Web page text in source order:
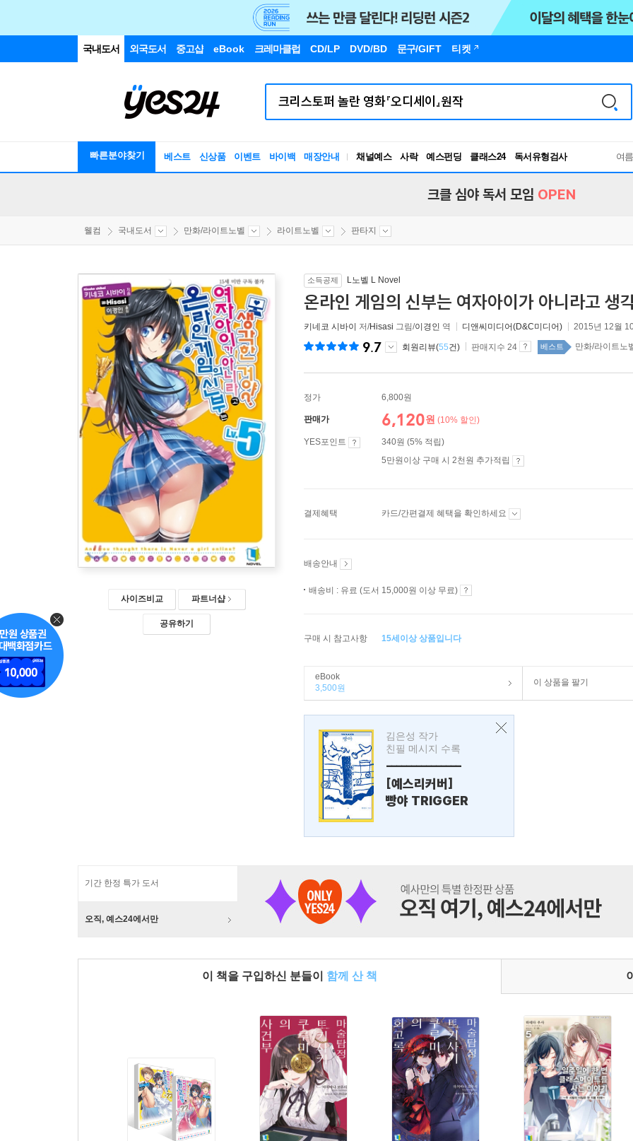
국내도서 외국도서 중고샵 eBook 크레마클럽 CD/LP DVD/BD 문구/GIFT 티켓
빠른분야찾기 베스트 신상품 이벤트 바이백 매장안내 채널예스 사락 예스펀딩 클래스24
독서유형검사
RBTI Lab
여
크클 심야 독서 모임 OPEN
웰컴 국내도서 만화/라이트노벨 라이트노벨 판타지
사이즈비교 파트너샵
공유하기
소득공제 L노벨 L Novel
온라인 게임의 신부는 여자아이가 아니라고 생
키네코 시바이 저/Hisasi 그림/이경인 역 디앤씨미디어(D&C미디어) 2015년 12월
9.7 회원리뷰(55건) 판매지수 24 베스트 만화/라이트노
정가 6,800원
판매가 6,120원 (10% 할인)
YES포인트
340원 (5% 적립)
5만원이상 구매 시 2천원 추가적립
결제혜택 카드/간편결제 혜택을 확인하세요
배송안내
배송비 : 유료 (도서 15,000원 이상 무료)
구매 시 참고사항 15세이상 상품입니다
eBook
3,500원
이 상품을 팔기
김은성 작가
친필 메시지 수록
---------------
[예스리커버]
빵야 TRIGGER
기간 한정 특가 도서
오직, 예스24에서만
이 책을 구입하신 분들이 함께 산 책